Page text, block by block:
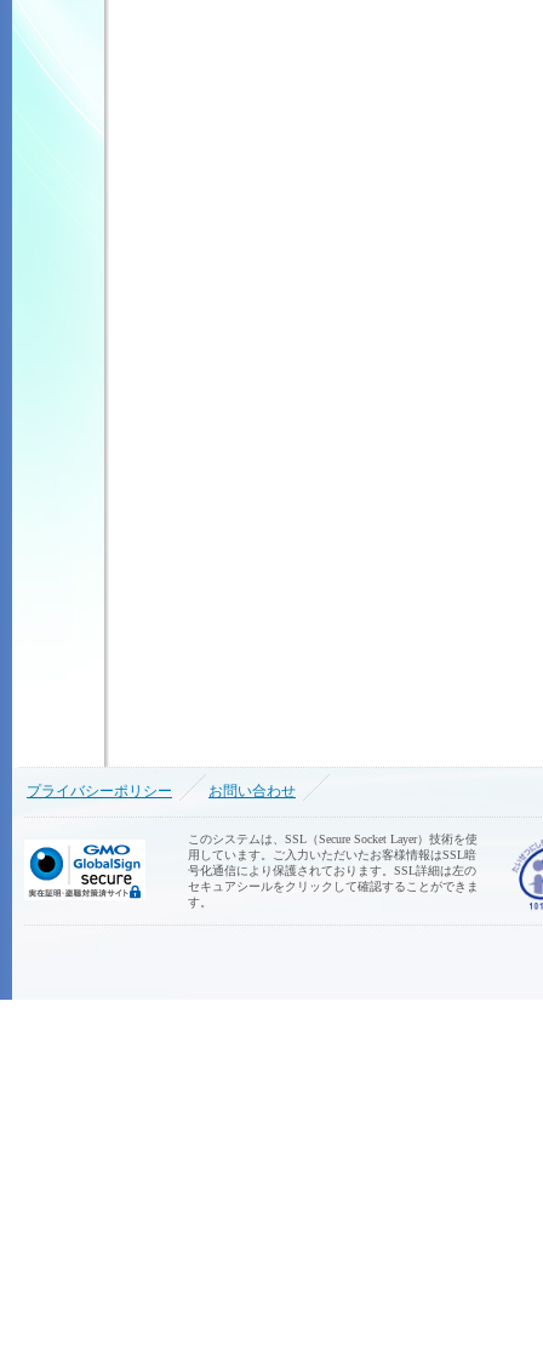
プライバシーポリシー お問い合わせ
このシステムは、SSL（Secure Socket Layer）技術を使
用しています。ご入力いただいたお客様情報はSSL暗
号化通信により保護されております。SSL詳細は左の
セキュアシールをクリックして確認することができま
す。